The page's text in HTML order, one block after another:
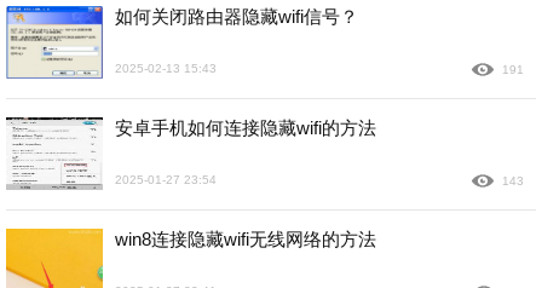
如何关闭路由器隐藏wifi信号？
2025-02-13 15:43 191
安卓手机如何连接隐藏wifi的方法
2025-01-27 23:54 143
win8连接隐藏wifi无线网络的方法